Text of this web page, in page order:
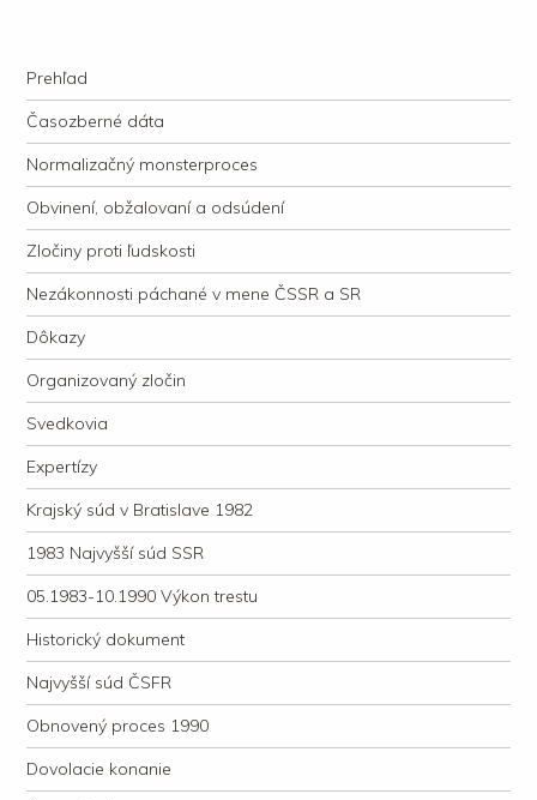
justície
Navigation
Skip to content
Prehľad
Časozberné dáta
Normalizačný monsterproces
Obvinení, obžalovaní a odsúdení
Zločiny proti ľudskosti
Nezákonnosti páchané v mene ČSSR a SR
Dôkazy
Organizovaný zločin
Svedkovia
Expertízy
Krajský súd v Bratislave 1982
1983 Najvyšší súd SSR
05.1983-10.1990 Výkon trestu
Historický dokument
Najvyšší súd ČSFR
Obnovený proces 1990
Dovolacie konanie